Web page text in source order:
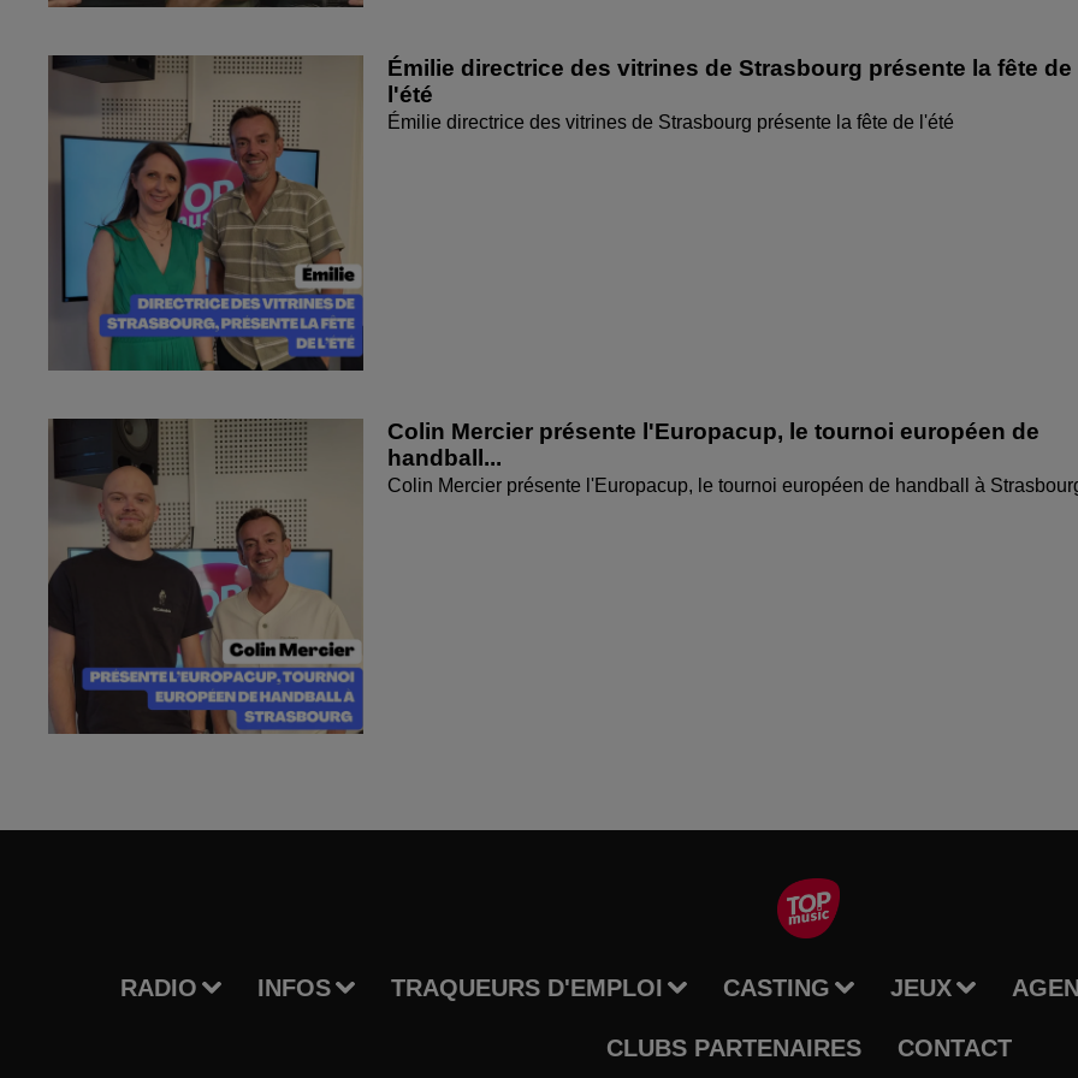
Émilie directrice des vitrines de Strasbourg présente la fête de
l'été
Émilie directrice des vitrines de Strasbourg présente la fête de l'été
Colin Mercier présente l'Europacup, le tournoi européen de
handball...
Colin Mercier présente l'Europacup, le tournoi européen de handball à
RADIO INFOS TRAQUEURS D'EMPLOI CASTING JEUX
CLUBS PARTENAIRES CONTACT